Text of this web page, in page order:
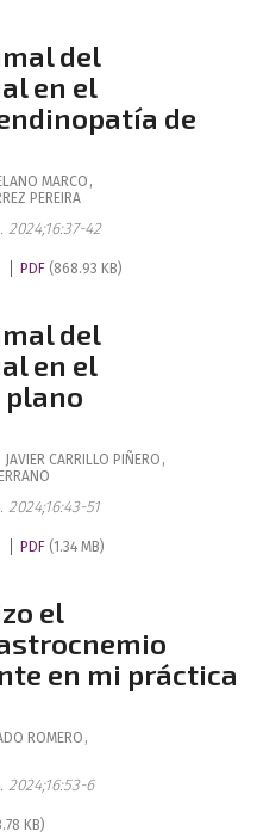
del
en el
de
MARCO ,
PEREIRA
42
PDF (868.93 KB)
del
en el
JAVIER CARRILLO PIÑERO ,
51
PDF (1.34 MB)
el
en mi práctica
ROMERO ,
6
KB)